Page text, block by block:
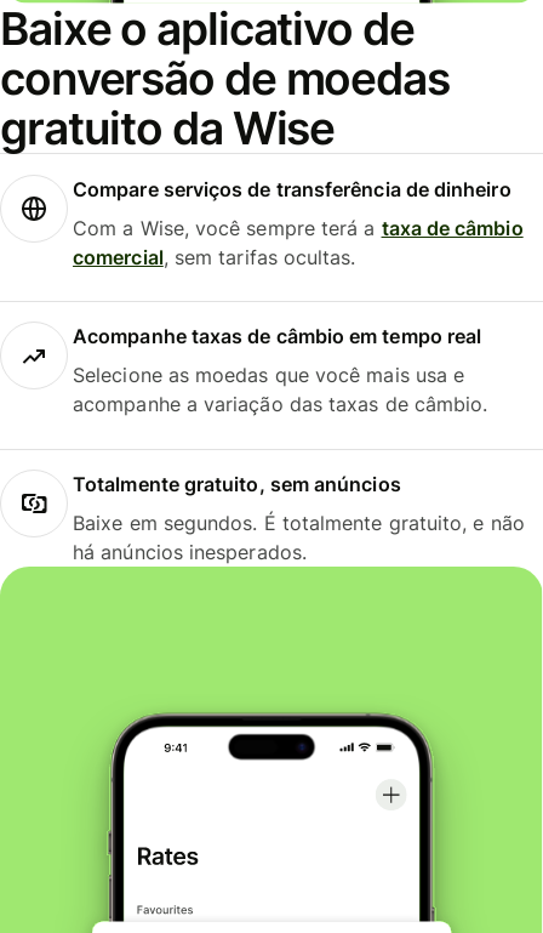
Baixe o aplicativo de
conversão de moedas
gratuito da Wise
Compare serviços de transferência de dinheiro
Com a Wise, você sempre terá a taxa de câmbio
comercial, sem tarifas ocultas.
Acompanhe taxas de câmbio em tempo real
Selecione as moedas que você mais usa e
acompanhe a variação das taxas de câmbio.
Totalmente gratuito, sem anúncios
Baixe em segundos. É totalmente gratuito, e não
há anúncios inesperados.